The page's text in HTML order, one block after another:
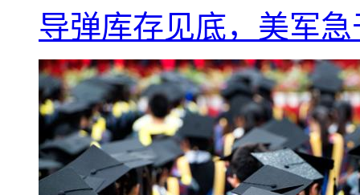
导弹库存见底，美军